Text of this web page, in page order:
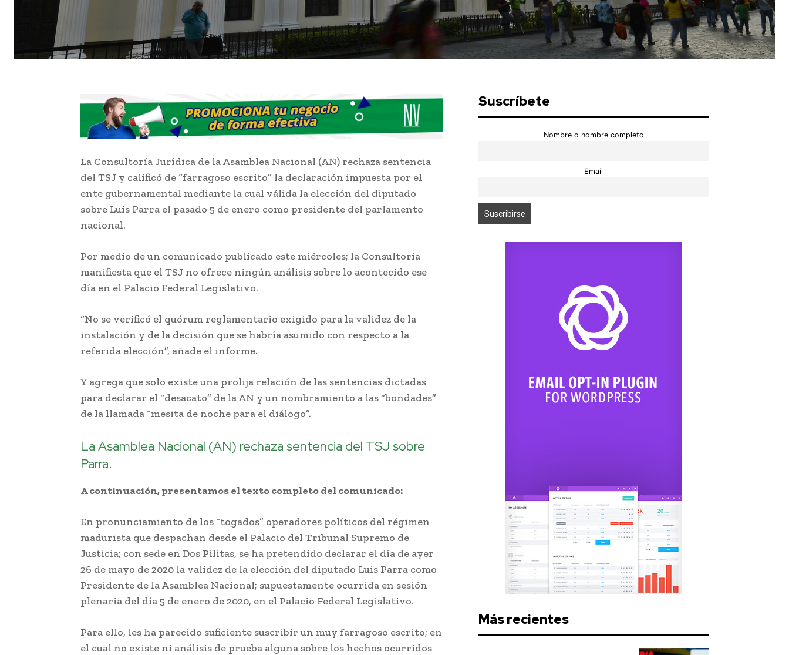
La Consultoría Jurídica de la Asamblea Nacional (AN) rechaza sentencia
del TSJ y calificó de “farragoso escrito” la declaración impuesta por el
ente gubernamental mediante la cual válida la elección del diputado
sobre Luis Parra el pasado 5 de enero como presidente del parlamento
nacional.
Por medio de un comunicado publicado este miércoles; la Consultoría
manifiesta que el TSJ no ofrece ningún análisis sobre lo acontecido ese
día en el Palacio Federal Legislativo.
“No se verificó el quórum reglamentario exigido para la validez de la
instalación y de la decisión que se habría asumido con respecto a la
referida elección”, añade el informe.
Y agrega que solo existe una prolija relación de las sentencias dictadas
para declarar el “desacato” de la AN y un nombramiento a las “bondades”
de la llamada “mesita de noche para el diálogo”.
La Asamblea Nacional (AN) rechaza sentencia del TSJ sobre
Parra.
A continuación, presentamos el texto completo del comunicado:
En pronunciamiento de los “togados” operadores políticos del régimen
madurista que despachan desde el Palacio del Tribunal Supremo de
Justicia; con sede en Dos Pilitas, se ha pretendido declarar el día de ayer
26 de mayo de 2020 la validez de la elección del diputado Luis Parra como
Presidente de la Asamblea Nacional; supuestamente ocurrida en sesión
plenaria del día 5 de enero de 2020, en el Palacio Federal Legislativo.
Para ello, les ha parecido suficiente suscribir un muy farragoso escrito; en
el cual no existe ni análisis de prueba alguna sobre los hechos ocurridos
Suscríbete
Nombre o nombre completo
Email
Más recientes